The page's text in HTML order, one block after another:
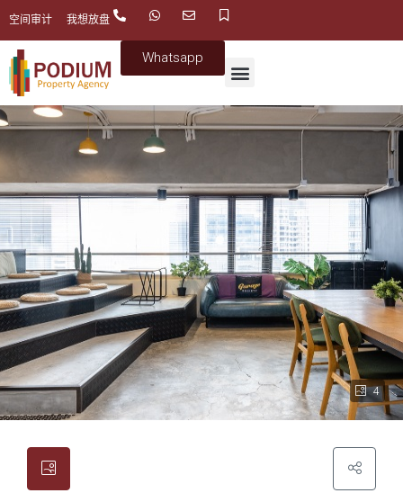
空间审计 我想放盘
Whatsapp
4